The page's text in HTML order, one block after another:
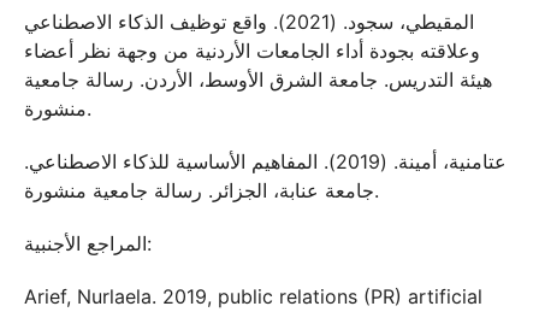
المقيطي، سجود. (2021). واقع توظيف الذكاء الاصطناعي
وعلاقته بجودة أداء الجامعات الأردنية من وجهة نظر أعضاء
هيئة التدريس. جامعة الشرق الأوسط، الأردن. رسالة جامعية
منشورة.
عتامنية، أمينة. (2019). المفاهيم الأساسية للذكاء الاصطناعي.
جامعة عنابة، الجزائر. رسالة جامعية منشورة.
المراجع الأجنبية:
Arief, Nurlaela. 2019, public relations (PR) artificial